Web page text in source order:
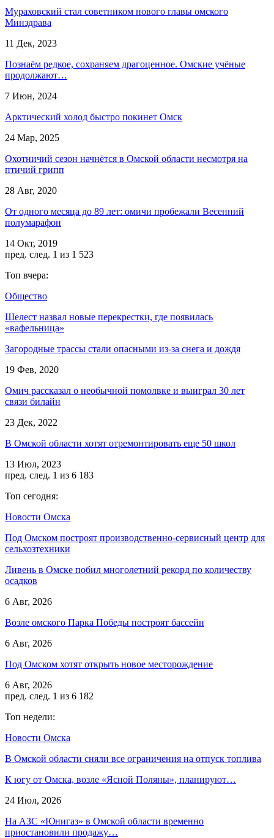
Мураховский стал советником нового главы омского
Минздрава
11 Дек, 2023
Познаём редкое, сохраняем драгоценное. Омские учёные
продолжают…
7 Июн, 2024
Арктический холод быстро покинет Омск
24 Мар, 2025
Охотничий сезон начнётся в Омской области несмотря на
птичий грипп
28 Авг, 2020
От одного месяца до 89 лет: омичи пробежали Весенний
полумарафон
14 Окт, 2019
пред. след. 1 из 1 523
Топ вчера:
Общество
Шелест назвал новые перекрестки, где появилась
«вафельница»
Загородные трассы стали опасными из-за снега и дождя
19 Фев, 2020
Омич рассказал о необычной помолвке и выиграл 30 лет
связи билайн
23 Дек, 2022
В Омской области хотят отремонтировать еще 50 школ
13 Июл, 2023
пред. след. 1 из 6 183
Топ сегодня:
Новости Омска
Под Омском построят производственно-сервисный центр для
сельхозтехники
Ливень в Омске побил многолетний рекорд по количеству
осадков
6 Авг, 2026
Возле омского Парка Победы построят бассейн
6 Авг, 2026
Под Омском хотят открыть новое месторождение
6 Авг, 2026
пред. след. 1 из 6 182
Топ недели:
Новости Омска
В Омской области сняли все ограничения на отпуск топлива
К югу от Омска, возле «Ясной Поляны», планируют…
24 Июл, 2026
На АЗС «Юнигаз» в Омской области временно
приостановили продажу…